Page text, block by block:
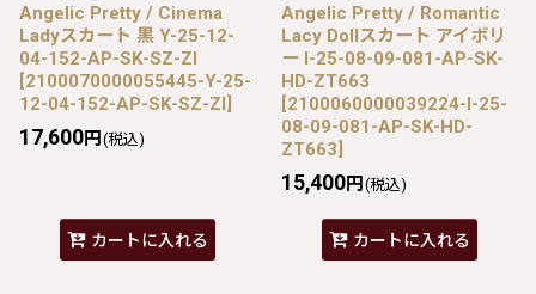
Angelic Pretty / Cinema
Ladyスカート 黒 Y-25-12-
04-152-AP-SK-SZ-ZI
[2100070000055445-Y-25-
12-04-152-AP-SK-SZ-ZI]
17,600円 (税込)
カートに入れる
Angelic Pretty / Romantic
Lacy Dollスカート アイボリ
ー I-25-08-09-081-AP-SK-
HD-ZT663
[2100060000039224-I-25-
08-09-081-AP-SK-HD-
ZT663]
15,400円 (税込)
カートに入れる